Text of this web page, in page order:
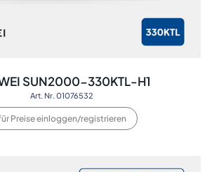
SUN2000-330KTL-H1
Art. Nr. 01076532
Preise einloggen/registrieren